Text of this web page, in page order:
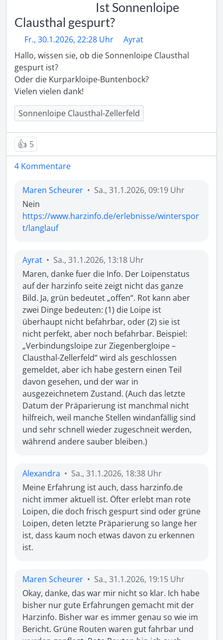
Ist Sonnenloipe
Clausthal gespurt?
Fr., 30.1.2026, 22:28 Uhr
Ayrat
Hallo, wissen sie, ob die Sonnenloipe Clausthal
gespurt ist?
Oder die Kurparkloipe-Buntenbock?
Sonnenloipe Clausthal-Zellerfeld
👍 5
4 Kommentare
Maren Scheurer • Sa., 31.1.2026, 09:19 Uhr
https://www.harzinfo.de/erlebnisse/winterspor
t/langlauf
Ayrat • Sa., 31.1.2026, 13:18 Uhr
Maren, danke fuer die Info. Der Loipenstatus
auf der harzinfo seite zeigt nicht das ganze
Bild. Ja, grün bedeutet „offen“. Rot kann aber
zwei Dinge bedeuten: (1) die Loipe ist
überhaupt nicht befahrbar, oder (2) sie ist
nicht perfekt, aber noch befahrbar. Beispiel:
„Verbindungsloipe zur Ziegenbergloipe –
Clausthal-Zellerfeld“ wird als geschlossen
gemeldet, aber ich habe gestern einen Teil
davon gesehen, und der war in
ausgezeichnetem Zustand. (Auch das letzte
Datum der Präparierung ist manchmal nicht
hilfreich, weil manche Stellen windanfällig sind
und sehr schnell wieder zugeschneit werden,
während andere sauber bleiben.)
Alexandra • Sa., 31.1.2026, 18:38 Uhr
Meine Erfahrung ist auch, dass harzinfo.de
nicht immer aktuell ist. Öfter erlebt man rote
Loipen, die doch frisch gespurt sind oder grüne
Loipen, deten letzte Präparierung so lange her
ist, dass kaum noch etwas davon zu erkennen
ist.
Maren Scheurer • Sa., 31.1.2026, 19:15 Uhr
Okay, danke, das war mir nicht so klar. Ich habe
bisher nur gute Erfahrungen gemacht mit der
Harzinfo. Bisher war es immer genau so wie im
Bericht. Grüne Routen waren gut fahrbar und